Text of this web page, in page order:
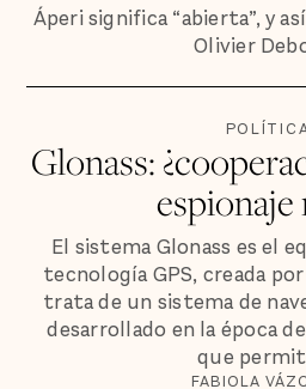
Áperi significa “abierta”, y
Olivier
Glonass:
espionaje
El sistema Glonass es el
tecnología GPS, creada
trata de un sistema de
desarrollado en la época
que
FABIOLA